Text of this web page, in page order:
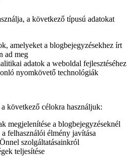
a következő típusú adatokat
amelyeket a blogbejegyzésekhez írt
ad meg
adatok a weboldal fejlesztéséhez
nyomkövető technológiák
következő célokra használjuk:
megjelenítése a blogbejegyzéseknél
felhasználói élmény javítása
szolgáltatásainkról
teljesítése